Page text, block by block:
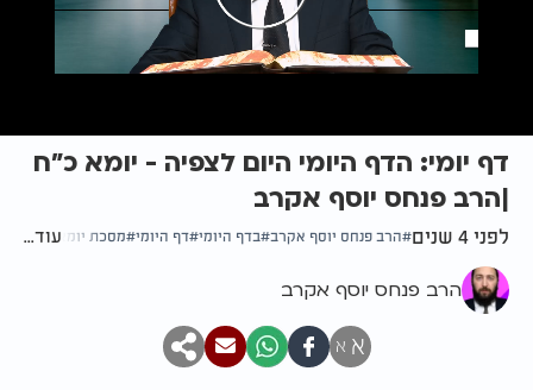
דף יומי: הדף היומי היום לצפיה - יומא כ"ח
|הרב פנחס יוסף אקרב
לפני 4 שנים הרב פנחס יוסף אקרב בדף היומי דף היומי מסכת יומא דף כ"ח
עוד...
הרב פנחס יוסף אקרב
א א